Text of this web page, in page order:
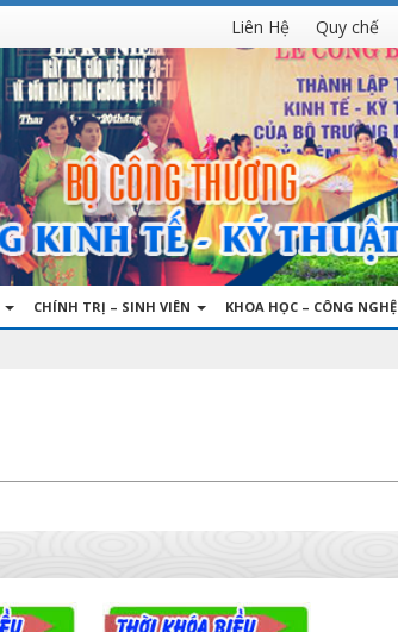
Liên Hệ Quy chế
CHÍNH TRỊ – SINH VIÊN KHOA HỌC – CÔNG NGHỆ